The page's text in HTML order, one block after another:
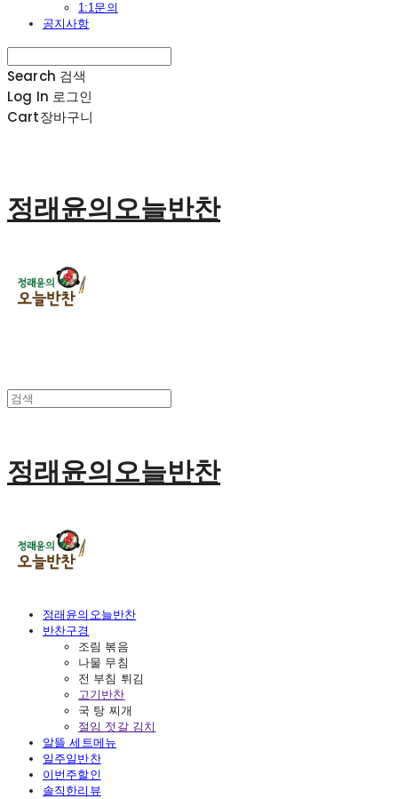
1:1문의
공지사항
Search 검색
Log In 로그인
Cart장바구니
정래윤의오늘반찬
정래윤의오늘반찬
정래윤의오늘반찬
반찬구경
조림 볶음
나물 무침
전 부침 튀김
고기반찬
국 탕 찌개
절임 젓갈 김치
알뜰 세트메뉴
일주일반찬
이번주할인
솔직한리뷰